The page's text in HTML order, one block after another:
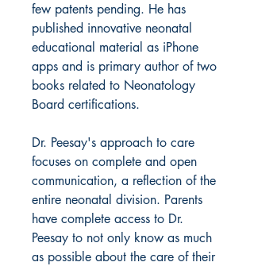
few patents pending. He has
published innovative neonatal
educational material as iPhone
apps and is primary author of two
books related to Neonatology
Board certifications.
Dr. Peesay's approach to care
focuses on complete and open
communication, a reflection of the
entire neonatal division. Parents
have complete access to Dr.
Peesay to not only know as much
as possible about the care of their